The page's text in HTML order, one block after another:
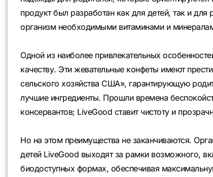
продукт был разработан как для детей, так и
организм необходимыми витаминами и
Одной из наиболее привлекательных
качеству. Эти жевательные конфеты имеют
сельского хозяйства США», гарантирующую
лучшие ингредиенты. Прошли времена
консервантов; LiveGood ставит чистоту и
Но на этом преимущества не заканчиваются.
детей LiveGood выходят за рамки возможного,
биодоступных формах, обеспечивая